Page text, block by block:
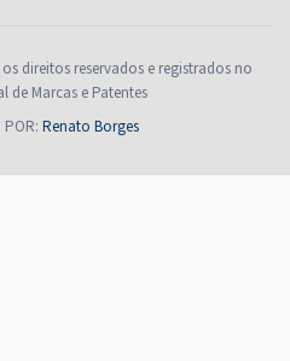
direitos reservados e registrados no
de Marcas e Patentes
POR: Renato Borges